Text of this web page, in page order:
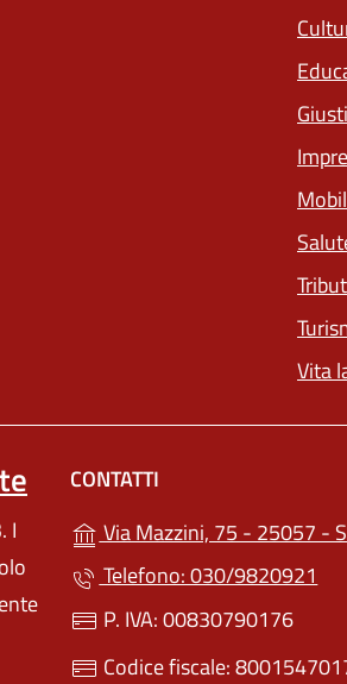
Vita
I
CONTATTI
Via Mazzini, 75 - 25057 -
Telefono: 030/9820921
P. IVA: 00830790176
Codice fiscale: